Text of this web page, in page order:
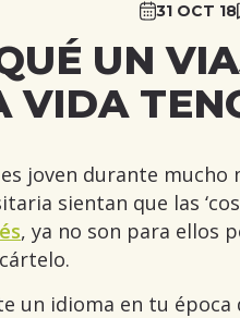
31 OCT 18
UN
VIDA
joven durante
sientan que las
, ya no son para ellos
un idioma en tu